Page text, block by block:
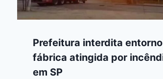
Prefeitura interdita
fábrica atingida por
em SP